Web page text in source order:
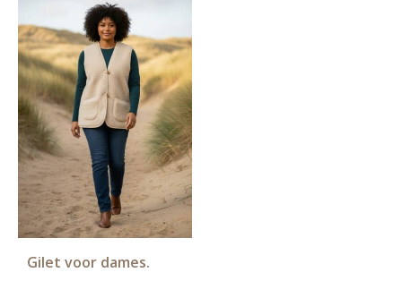
Gilet voor dames.